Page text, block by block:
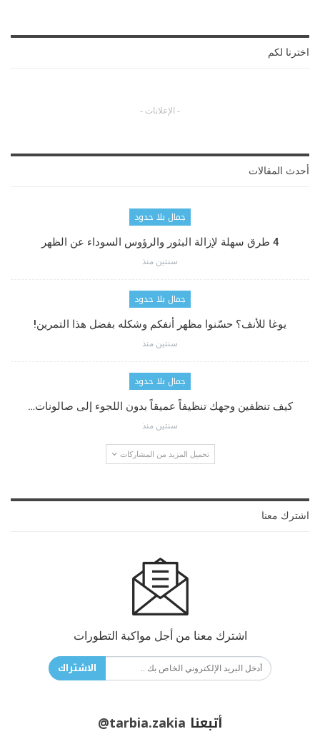
اخترنا لكم
- الإعلانات -
أحدث المقالات
جمال بلا حدود
4 طرق سهلة لإزالة البثور والرؤوس السوداء عن الظهر
سنتين منذ
جمال بلا حدود
يوغا للأنف؟ حسّنوا مظهر أنفكم وشكله بفضل هذا التمرين!
سنتين منذ
جمال بلا حدود
كيف تنظفين وجهك تنظيفاً عميقاً بدون اللجوء إلى صالونات…
سنتين منذ
تحميل المزيد من المشاركات
اشترك معنا
اشترك معنا من أجل مواكبة التطورات
الاشتراك
أتبعنا @tarbia.zakia